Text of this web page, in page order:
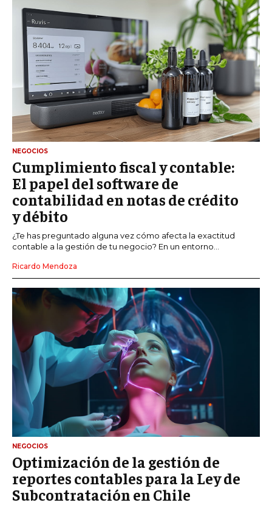
NEGOCIOS
Cumplimiento fiscal y contable:
El papel del software de
contabilidad en notas de crédito
y débito
¿Te has preguntado alguna vez cómo afecta la exactitud
contable a la gestión de tu negocio? En un entorno...
Ricardo Mendoza
NEGOCIOS
Optimización de la gestión de
reportes contables para la Ley de
Subcontratación en Chile